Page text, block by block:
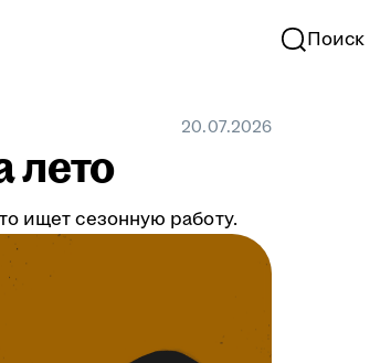
Поиск
20.07.2026
лето
ищет сезонную работу.